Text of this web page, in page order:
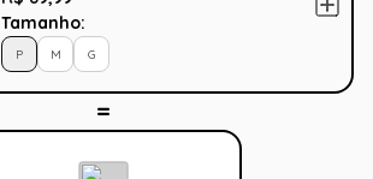
Tamanho:
P M G